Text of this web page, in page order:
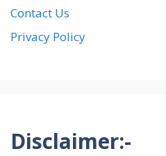
Contact Us
Privacy Policy
Disclaimer:-